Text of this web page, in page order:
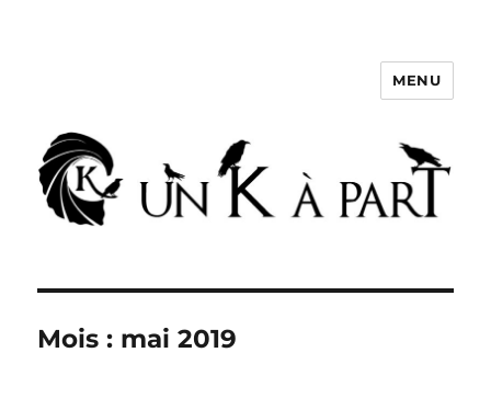
MENU
Mois : mai 2019